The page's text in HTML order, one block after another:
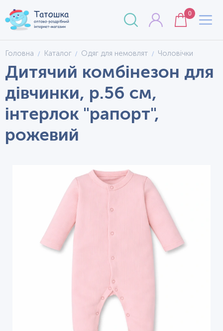
0
Головна Каталог Одяг для немовлят Чоловічки
Дитячий комбінезон для
дівчинки, р.56 см,
інтерлок "рапорт",
рожевий